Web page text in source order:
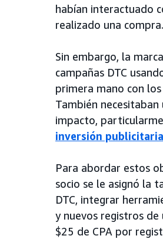
habían interactuado
realizado una compra.
Sin embargo, la
campañas DTC
primera mano con
También
impacto,
inversión publicitaria
Para abordar estos
socio se le asignó la
DTC, integrar
y nuevos registros
$25 de CPA por